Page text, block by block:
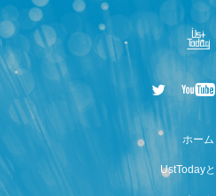
ホーム
UstToday